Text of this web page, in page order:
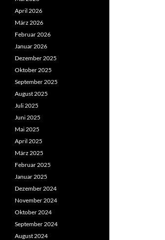
April 2026
März 2026
Februar 2026
Januar 2026
Dezember 2025
Oktober 2025
September 2025
August 2025
Juli 2025
Juni 2025
Mai 2025
April 2025
März 2025
Februar 2025
Januar 2025
Dezember 2024
November 2024
Oktober 2024
September 2024
August 2024